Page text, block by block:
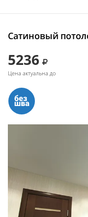
Сатиновый
5236
Цена актуальна до